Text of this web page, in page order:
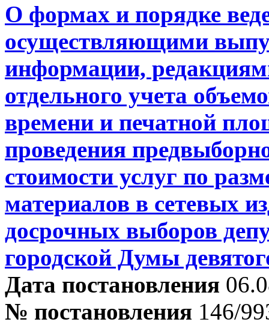
О формах и порядке
осуществляющими
информации,
отдельного учета
времени и печатной
проведения
стоимости услуг по
материалов в сетевых
досрочных выборов
городской Думы
Дата постановления
№ постановления 146/